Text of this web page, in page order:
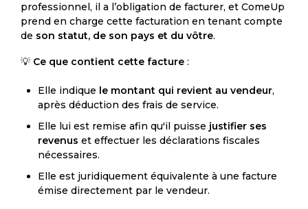
professionnel, il a l’obligation de facturer, et ComeUp
prend en charge cette facturation en tenant compte
de son statut, de son pays et du vôtre.
💡 Ce que contient cette facture :
Elle indique le montant qui revient au vendeur,
après déduction des frais de service.
Elle lui est remise afin qu'il puisse justifier ses
revenus et effectuer les déclarations fiscales
nécessaires.
Elle est juridiquement équivalente à une facture
émise directement par le vendeur.